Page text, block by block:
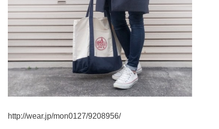
http://wear.jp/mon0127/9208956/